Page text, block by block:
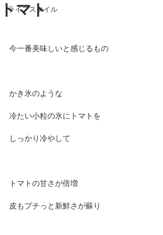
ライフスタイル
トマト
今一番美味しいと感じるもの
かき氷のような
冷たい小粒の氷にトマトを
しっかり冷やして
トマトの甘さが倍増
皮もプチっと新鮮さが蘇り